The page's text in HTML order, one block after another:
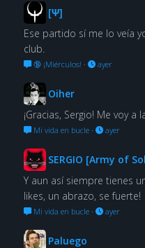
[Ψ]
Ese partido sí me lo veía
club.
🔞 ¡Miérculos! · ayer
Oiher
¡Gracias, Sergio! Me voy a
Mi vida en bucle· ayer
SERGIO [Army of
Y aun así siempre tienes
likes, un abrazo, se fuerte!
Mi vida en bucle· ayer
Paluego